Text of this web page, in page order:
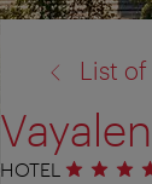
List
HOTEL 4